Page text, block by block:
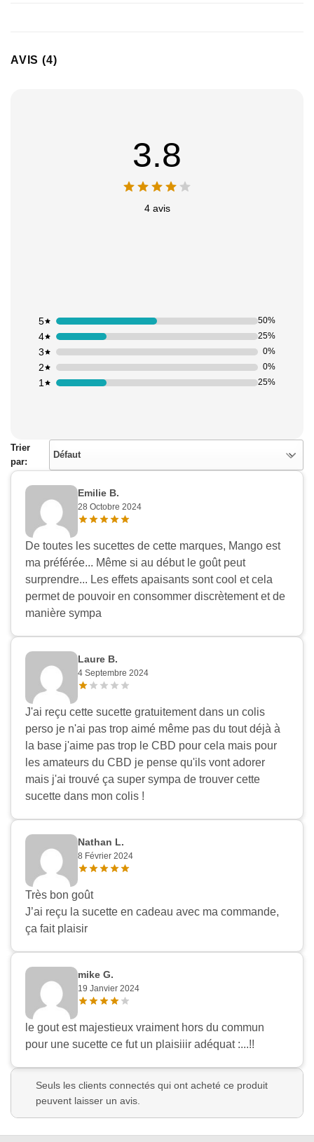
AVIS (4)
3.8
4 avis
1 25%
2 0%
3 0%
4 25%
5 50%
Trier
par:
Défaut
Emilie B.
28 Octobre 2024
De toutes les sucettes de cette marques, Mango est
ma préférée... Même si au début le goût peut
surprendre... Les effets apaisants sont cool et cela
permet de pouvoir en consommer discrètement et de
manière sympa
Laure B.
4 Septembre 2024
J'ai reçu cette sucette gratuitement dans un colis
perso je n'ai pas trop aimé même pas du tout déjà à
la base j'aime pas trop le CBD pour cela mais pour
les amateurs du CBD je pense qu'ils vont adorer
mais j'ai trouvé ça super sympa de trouver cette
sucette dans mon colis !
Nathan L.
8 Février 2024
Très bon goût
J’ai reçu la sucette en cadeau avec ma commande,
ça fait plaisir
mike G.
19 Janvier 2024
le gout est majestieux vraiment hors du commun
pour une sucette ce fut un plaisiiir adéquat :...!!
Seuls les clients connectés qui ont acheté ce produit
peuvent laisser un avis.
Appliquer les filtres